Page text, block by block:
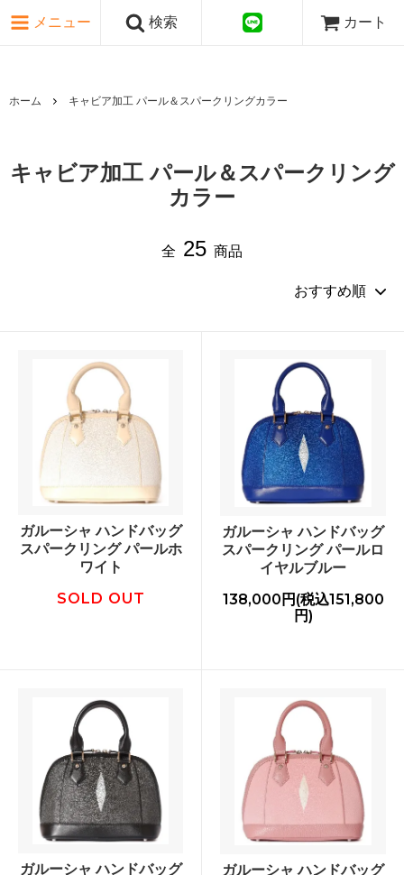
メニュー 検索 カート
ホーム キャビア加工 パール＆スパークリングカラー
キャビア加工 パール＆スパークリング
カラー
全 25 商品
ガルーシャ ハンドバッグ
スパークリング パールホ
ワイト
SOLD OUT
ガルーシャ ハンドバッグ
スパークリング パールロ
イヤルブルー
138,000円(税込151,800
円)
ガルーシャ ハンドバッグ
ガルーシャ ハンドバッグ
ピンク・レッド系
ゴールド・シルバー系
国旗シリーズ